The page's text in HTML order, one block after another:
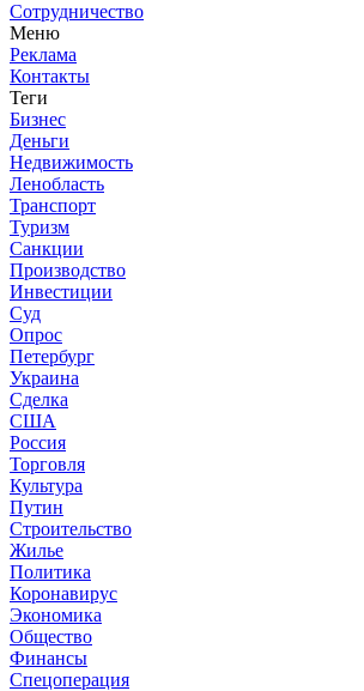
Сотрудничество
Меню
Реклама
Контакты
Теги
Бизнес
Деньги
Недвижимость
Ленобласть
Транспорт
Туризм
Санкции
Производство
Инвестиции
Суд
Опрос
Петербург
Украина
Сделка
США
Россия
Торговля
Культура
Путин
Строительство
Жилье
Политика
Коронавирус
Экономика
Общество
Финансы
Спецоперация